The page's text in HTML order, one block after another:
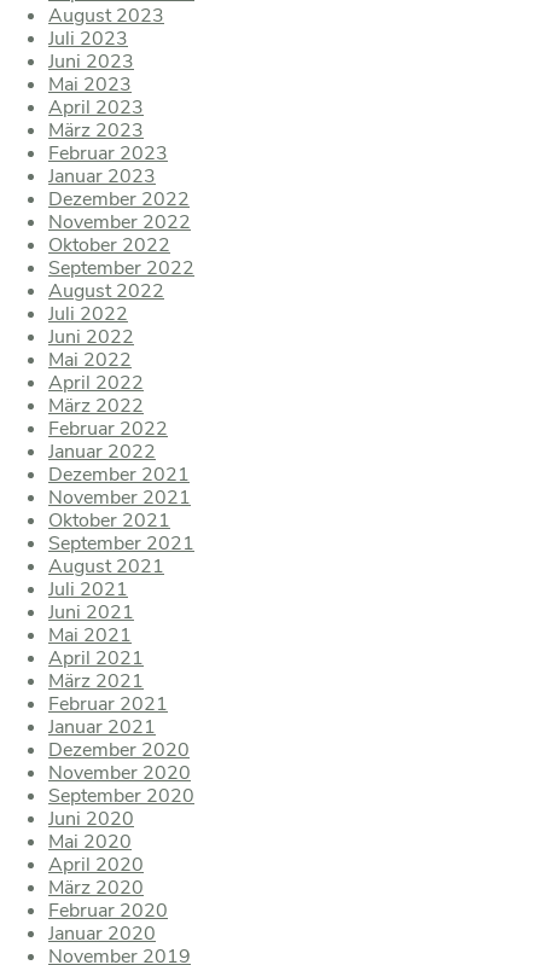
August 2023
Juli 2023
Juni 2023
Mai 2023
April 2023
März 2023
Februar 2023
Januar 2023
Dezember 2022
November 2022
Oktober 2022
September 2022
August 2022
Juli 2022
Juni 2022
Mai 2022
April 2022
März 2022
Februar 2022
Januar 2022
Dezember 2021
November 2021
Oktober 2021
September 2021
August 2021
Juli 2021
Juni 2021
Mai 2021
April 2021
März 2021
Februar 2021
Januar 2021
Dezember 2020
November 2020
September 2020
Juni 2020
Mai 2020
April 2020
März 2020
Februar 2020
Januar 2020
November 2019